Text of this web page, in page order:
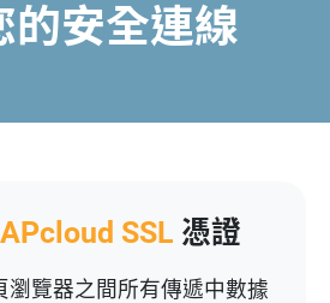
的安全連線
SSL 憑證
瀏覽器之間所有傳遞中數據